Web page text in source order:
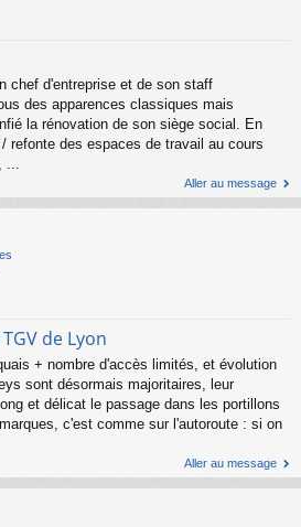
chef d'entreprise et de son staff
des apparences classiques mais
la rénovation de son siège social. En
refonte des espaces de travail au cours
...
Aller au message
de Lyon
+ nombre d'accès limités, et évolution
sont désormais majoritaires, leur
et délicat le passage dans les portillons
c'est comme sur l'autoroute : si on
Aller au message